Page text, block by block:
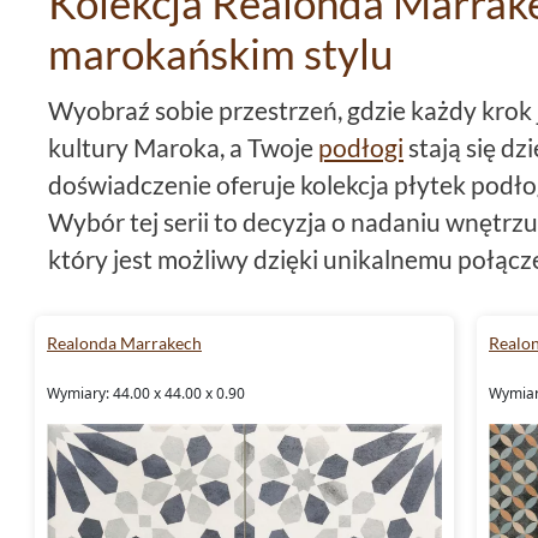
marokańskim stylu
Wyobraź sobie przestrzeń, gdzie każdy
kultury Maroka, a Twoje podłogi stają się
doświadczenie oferuje kolekcja płytek
Wybór tej serii to decyzja o nadaniu
który jest możliwy dzięki unikalnemu
Charakterystyczny format i
który jest idealny do stworzenia
Ponadto, dominujący mix barw, łączący w
orzeźwiającymi akcentami, tworzy
Realonda Marrakech
Wymiary: 44.00 x 44.00 x 0.90